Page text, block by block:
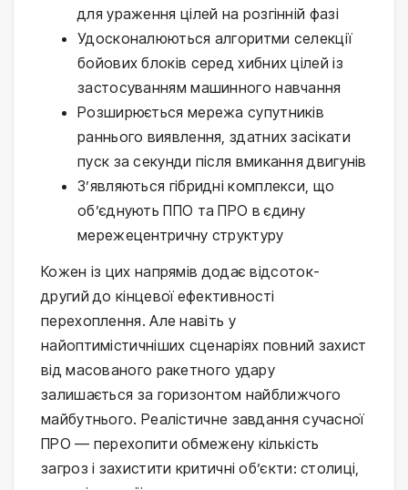
для ураження цілей на розгінній фазі
Удосконалюються алгоритми селекції
бойових блоків серед хибних цілей із
застосуванням машинного навчання
Розширюється мережа супутників
раннього виявлення, здатних засікати
пуск за секунди після вмикання двигунів
З’являються гібридні комплекси, що
об’єднують ППО та ПРО в єдину
мережецентричну структуру
Кожен із цих напрямів додає відсоток-
другий до кінцевої ефективності
перехоплення. Але навіть у
найоптимістичніших сценаріях повний захист
від масованого ракетного удару
залишається за горизонтом найближчого
майбутнього. Реалістичне завдання сучасної
ПРО — перехопити обмежену кількість
загроз і захистити критичні об’єкти: столиці,